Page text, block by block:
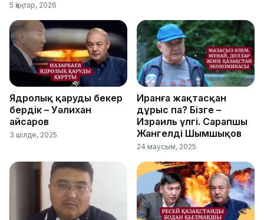
5 қаңтар, 2026
Ядролық қаруды бекер
бердік – Уәлихан
Қайсаров
3 шілде, 2025
Иранға жақтасқан
дұрыс па? Бізге –
Израиль үлгі. Сарапшы
Жангелді Шымшықов
24 маусым, 2025